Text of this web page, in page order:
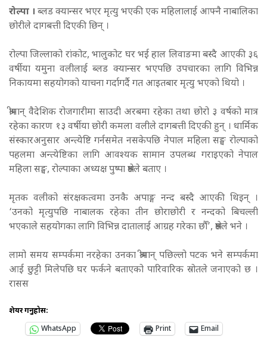
रोल्पा । ब्लड क्यान्सर भएर मृत्यु भएकी एक महिलालाई आफ्नै नाबालिका
छोरीले दागबत्ती दिएकी छिन् ।
रोल्पा जिल्लाको रांकोट, भालुकोट घर भई हाल लिवाङमा बस्दै आएकी ३६
वर्षीया यमुना वलीलाई ब्लड क्यान्सर भएपछि उपचारका लागि विभिन्न
निकायमा सहयोगको याचना गर्दागर्दै गत आइतबार मृत्यु भएको थियो ।
श्रीमान् वैदेशिक रोजगारीमा साउदी अरबमा रहेका तथा छोरो ३ वर्षको मात्र
रहेका कारण १३ वर्षीया छोरी कमला वलीले दागबत्ती दिएकी हुन् । धार्मिक
संस्कारअनुसार अन्त्येष्टि गर्नसमेत नसकेपछि नेपाल महिला सङ्घ रोल्पाको
पहलमा अन्त्येष्टिका लागि आवश्यक सामान उपलब्ध गराइएको नेपाल
महिला सङ्घ, रोल्पाका अध्यक्ष पुष्पा श्रेष्ठले बताए ।
मृतक वलीको संरक्षकत्वमा उनकै अपाङ्ग नन्द बस्दै आएकी थिइन् ।
‘उनको मृत्युपछि नाबालक रहेका तीन छोराछोरी र नन्दको बिचल्ली
भएकाले सहयोगका लागि विभिन्न दातालाई आग्रह गरेका छौँ’, श्रेष्ठले भने ।
लामो समय सम्पर्कमा नरहेका उनका श्रीमान् पछिल्लो पटक भने सम्पर्कमा
आई छुट्टी मिलेपछि घर फर्कने बताएको पारिवारिक स्रोतले जनाएको छ ।
रासस
शेयर गर्नुहोस:
WhatsApp
Print Email